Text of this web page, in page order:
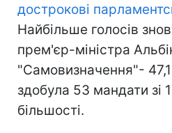
дострокові
Найбільше голосів
прем'єр-міністра
"Самовизначення"-
здобула 53 мандати зі
більшості.